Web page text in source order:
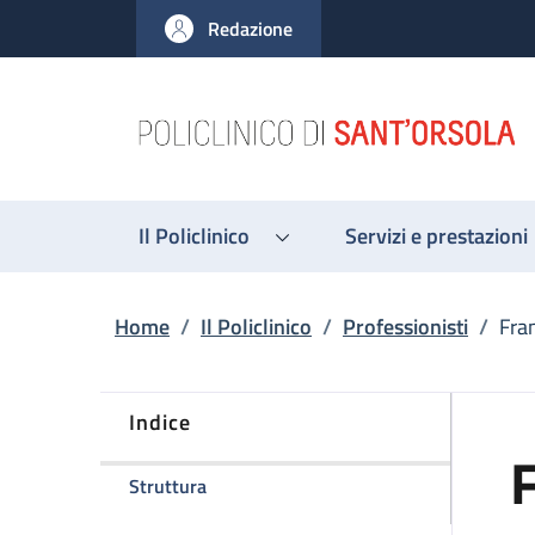
al contenuto principale
to footer content
Redazione
Il Policlinico Servizi e prestazioni
Briciole di pane
Home / Il Policlinico / Professionisti /
Indice
Strutturadella pagina Francesca Balsamo